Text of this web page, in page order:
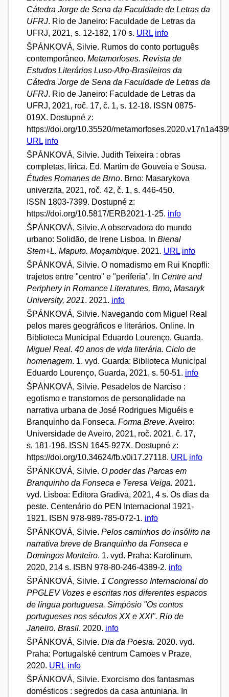
Cátedra Jorge de Sena da Faculdade de Letras da
UFRJ. Rio de Janeiro: Faculdade de Letras da
UFRJ, 2021, s. 12-182, 170 s. URL info
ŠPÁNKOVÁ, Silvie. Rumos do conto português
contemporâneo. Metamorfoses. Revista de
Estudos Literários Luso-Afro-Brasileiros da
Cátedra Jorge de Sena da Faculdade de Letras da
UFRJ. Rio de Janeiro: Faculdade de Letras da
UFRJ, 2021, roč. 17, č. 1, s. 12-18. ISSN 0875-
019X. Dostupné z:
https://doi.org/10.35520/
URL info
ŠPÁNKOVÁ, Silvie. Judith Teixeira : obras
completas, lírica. Ed. Martim de Gouveia e Sousa.
Études Romanes de Brno. Brno: Masarykova
univerzita, 2021, roč. 42, č. 1, s. 446-450.
ISSN 1803-7399. Dostupné z:
https://doi.org/10.5817/ERB2021-1-25. info
ŠPÁNKOVÁ, Silvie. A observadora do mundo
urbano: Solidão, de Irene Lisboa. In Bienal
Stem+L. Maputo. Moçambique. 2021. URL info
ŠPÁNKOVÁ, Silvie. O nomadismo em Rui Knopfli:
trajetos entre "centro" e "periferia". In Centre and
Periphery in Romance Literatures, Brno, Masaryk
University, 2021. 2021. info
ŠPÁNKOVÁ, Silvie. Navegando com Miguel Real
pelos mares geográficos e literários. Online. In
Biblioteca Municipal Eduardo Lourenço, Guarda.
Miguel Real. 40 anos de vida literária. Ciclo de
homenagem. 1. vyd. Guarda: Biblioteca Municipal
Eduardo Lourenço, Guarda, 2021, s. 50-51. info
ŠPÁNKOVÁ, Silvie. Pesadelos de Narciso :
egotismo e transtornos de personalidade na
narrativa urbana de José Rodrigues Miguéis e
Branquinho da Fonseca. Forma Breve. Aveiro:
Universidade de Aveiro, 2021, roč. 2021, č. 17,
s. 181-196. ISSN 1645-927X. Dostupné z:
https://doi.org/10.34624/fb.v0i17.27118. URL info
ŠPÁNKOVÁ, Silvie. O poder das Parcas em
Branquinho da Fonseca e Teresa Veiga. 2021.
vyd. Lisboa: Editora Gradiva, 2021, 4 s. Os dias da
peste. Centenário do PEN Internacional 1921-
1921. ISBN 978-989-785-072-1. info
ŠPÁNKOVÁ, Silvie. Pelos caminhos do insólito na
narrativa breve de Branquinho da Fonseca e
Domingos Monteiro. 1. vyd. Praha: Karolinum,
2020, 214 s. ISBN 978-80-246-4389-2. info
ŠPÁNKOVÁ, Silvie. 1 Congresso Internacional do
PPGLEV Vozes e escritas nos diferentes espacos
de língua portuguesa. Simpósio "Os contos
portugueses nos séculos XX e XXI". Rio de
Janeiro. Brasil. 2020. info
ŠPÁNKOVÁ, Silvie. Dia da Poesia. 2020. vyd.
Praha: Portugalské centrum Camoes v Praze,
2020. URL info
ŠPÁNKOVÁ, Silvie. Exorcismo dos fantasmas
domésticos : segredos da casa antuniana. In